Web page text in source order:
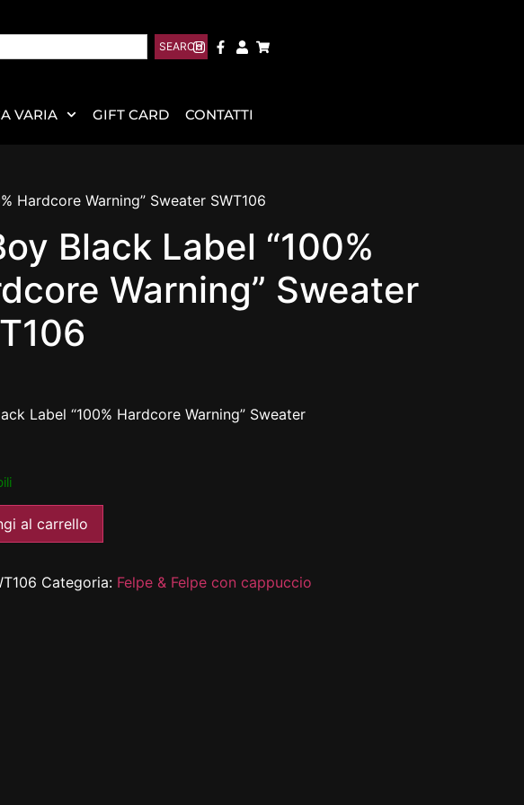
SEARCH
VARIA GIFT CARD CONTATTI
Hardcore Warning” Sweater SWT106
Black Label “100%
Warning” Sweater
Label “100% Hardcore Warning” Sweater
al carrello
Categoria: Felpe & Felpe con cappuccio